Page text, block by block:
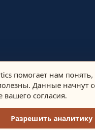
сайта носят
помогает нам понять,
Данные начнут
вашего согласия.
Разрешить аналитику